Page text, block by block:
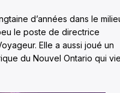
d’années dans le
le poste de directrice
Elle a aussi joué un
du Nouvel Ontario qui